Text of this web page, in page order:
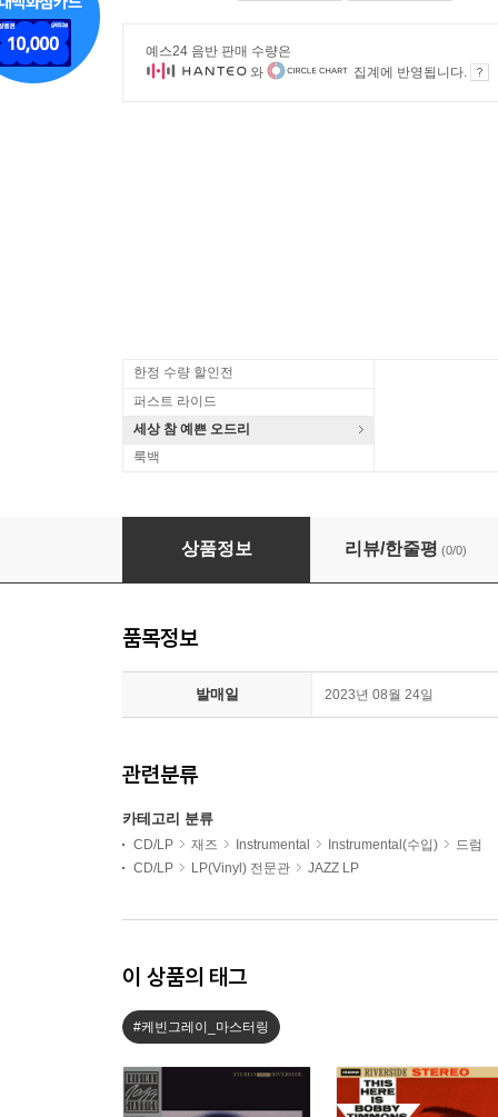
예스24 음반 판매 수량은
와
집계에 반영됩니다.
한정 수량 할인전
퍼스트 라이드
세상 참 예쁜 오드리
룩백
Anthony Williams (앤써니 윌리엄스) - Spring
상품정보 리뷰/한줄평 (0/0)
품목정보
발매일 2023년 08월 24일
관련분류
카테고리 분류
CD/LP 재즈 Instrumental Instrumental(수입)
드럼
CD/LP
LP(Vinyl) 전문관 JAZZ LP
이 상품의 태그
#케빈그레이_마스터링